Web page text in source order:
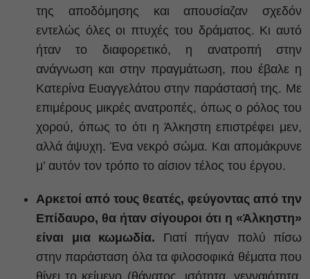
της αποδόμησης και απουσίαζαν σχεδόν
εντελώς όλες οι πτυχές του δράματος. Κι αυτό
ήταν το διαφορετικό, η ανατροπή στην
ανάγνωση και στην πραγμάτωση, που έβαλε η
Κατερίνα Ευαγγελάτου στην παράστασή της. Με
επιμέρους μικρές ανατροπές, όπως ο ρόλος του
χορού, όπως το ότι η Άλκηστη επιστρέφει μεν,
αλλά άψυχη. Ένα νεκρό σώμα. Και απομάκρυνε
μ’ αυτόν τον τρόπο το αίσιον τέλος του έργου.
Αρκετοί από τους θεατές, φεύγοντας από την
Επίδαυρο, θα ήταν σίγουροι ότι η «Άλκηστη»
είναι μια κωμωδία. Γιατί πήγαν πολύ πίσω
στην παράσταση όλα τα φιλοσοφικά θέματα που